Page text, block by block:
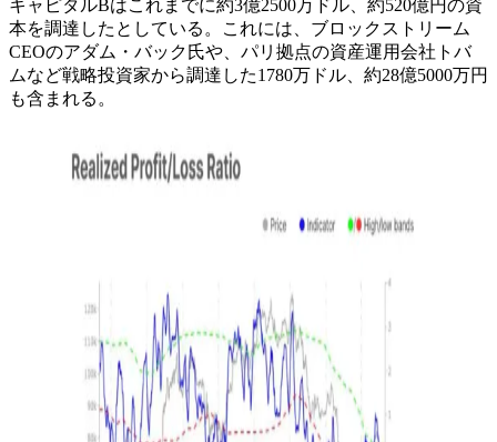
キャピタルBはこれまでに約3億2500万ドル、約520億円の資
本を調達したとしている。これには、ブロックストリーム
CEOのアダム・バック氏や、パリ拠点の資産運用会社トバ
ムなど戦略投資家から調達した1780万ドル、約28億5000万円
も含まれる。